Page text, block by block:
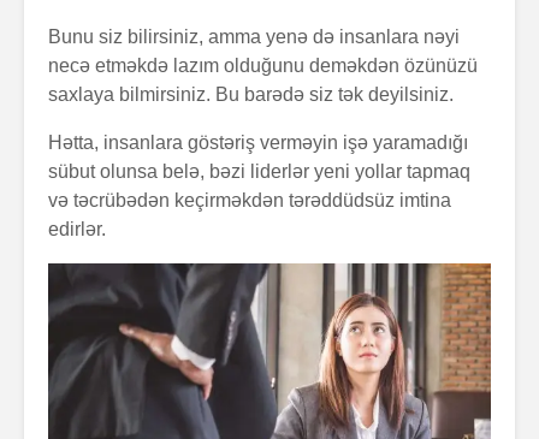
Bunu siz bilirsiniz, amma yenə də insanlara nəyi
necə etməkdə lazım olduğunu deməkdən özünüzü
saxlaya bilmirsiniz. Bu barədə siz tək deyilsiniz.
Hətta, insanlara göstəriş verməyin işə yaramadığı
sübut olunsa belə, bəzi liderlər yeni yollar tapmaq
və təcrübədən keçirməkdən tərəddüdsüz imtina
edirlər.
nədir və necə
formalaşdırılır?
düzdanışan
qocanın hekayəti
Problem nədədir?